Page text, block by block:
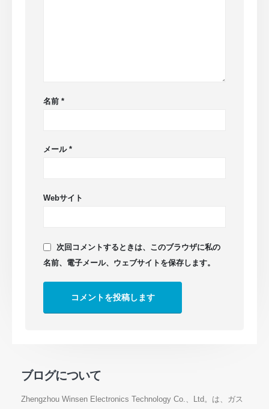
名前*
メール*
Webサイト
次回コメントするときは、このブラウザに私の
名前、電子メール、ウェブサイトを保存します。
ブログについて
Zhengzhou Winsen Electronics Technology Co.、Ltd。は、ガス